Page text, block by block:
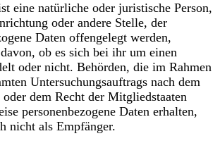
eine natürliche oder juristische Person,
oder andere Stelle, der
Daten offengelegt werden,
ob es sich bei ihr um einen
oder nicht. Behörden, die im Rahmen
Untersuchungsauftrags nach dem
dem Recht der Mitgliedstaaten
personenbezogene Daten erhalten,
nicht als Empfänger.